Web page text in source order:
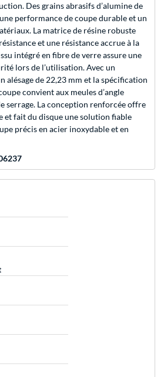
Des grains abrasifs d’alumine de
performance de coupe durable et un
La matrice de résine robuste
et une résistance accrue à la
intégré en fibre de verre assure une
lors de l’utilisation. Avec un
alésage de 22,23 mm et la spécification
convient aux meules d’angle
serrage. La conception renforcée offre
et fait du disque une solution fiable
précis en acier inoxydable et en